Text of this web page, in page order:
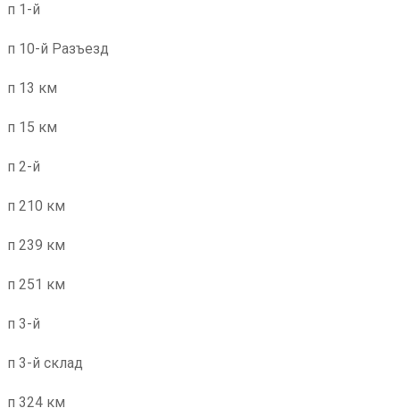
п 1-й
п 10-й Разъезд
п 13 км
п 15 км
п 2-й
п 210 км
п 239 км
п 251 км
п 3-й
п 3-й склад
п 324 км